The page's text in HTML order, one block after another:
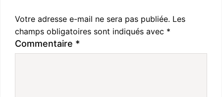
Votre adresse e-mail ne sera pas publiée. Les
champs obligatoires sont indiqués avec *
Commentaire *